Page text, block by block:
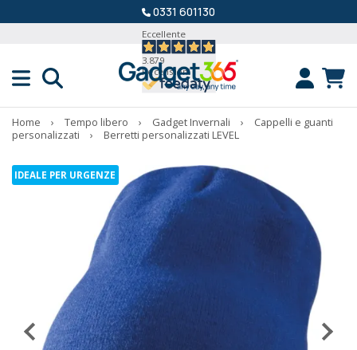
0331 601130
Eccellente
3.879
Recensioni
Home › Tempo libero › Gadget Invernali ›
Cappelli e guanti
personalizzati
› Berretti personalizzati LEVEL
IDEALE PER URGENZE